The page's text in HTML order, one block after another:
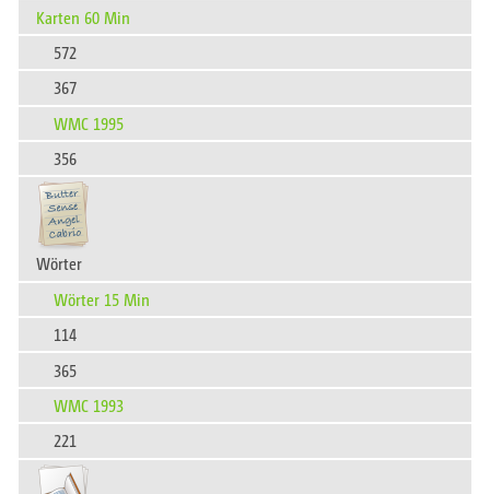
Karten 60 Min
572
367
WMC 1995
356
Wörter
Wörter 15 Min
114
365
WMC 1993
221